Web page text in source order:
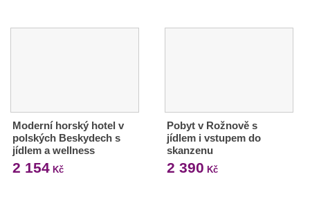
Moderní horský hotel v
polských Beskydech s
jídlem a wellness
2 154 Kč
Pobyt v Rožnově s
jídlem i vstupem do
skanzenu
2 390 Kč